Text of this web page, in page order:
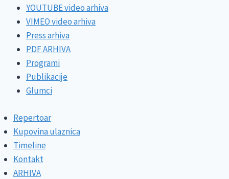
YOUTUBE video arhiva
VIMEO video arhiva
Press arhiva
PDF ARHIVA
Programi
Publikacije
Glumci
Repertoar
Kupovina ulaznica
Timeline
Kontakt
ARHIVA